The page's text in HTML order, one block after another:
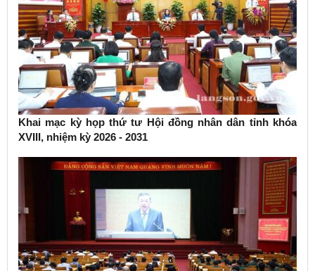
Khai mạc kỳ họp thứ tư Hội đồng nhân dân tỉnh khóa
XVIII, nhiệm kỳ 2026 - 2031